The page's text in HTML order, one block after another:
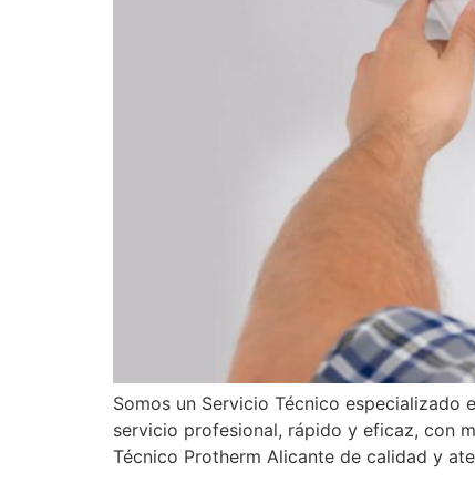
Somos un Servicio Técnico especializado
servicio profesional, rápido y eficaz, con
Técnico Protherm Alicante de calidad y